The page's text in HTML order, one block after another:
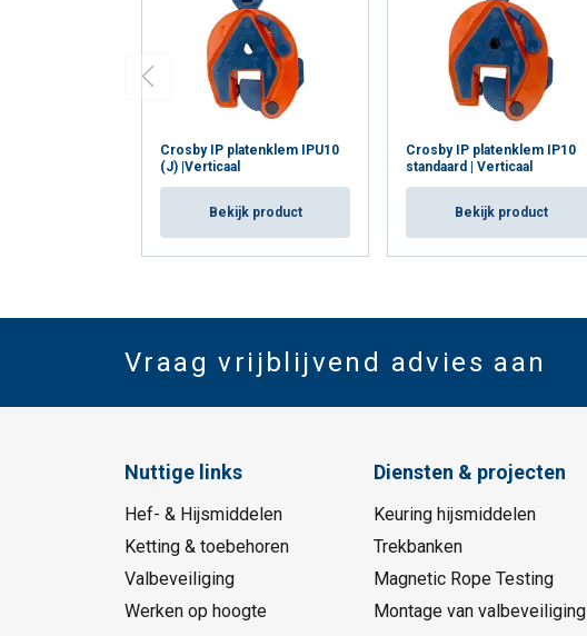
Crosby IP platenklem IPU10
(J) |Verticaal
Bekijk product
Crosby IP platenklem IP10
standaard | Verticaal
Bekijk product
Vraag vrijblijvend advies aan
Nuttige links
Hef- & Hijsmiddelen
Ketting & toebehoren
Valbeveiliging
Werken op hoogte
Diensten & projecten
Keuring hijsmiddelen
Trekbanken
Magnetic Rope Testing
Montage van valbeveiliging